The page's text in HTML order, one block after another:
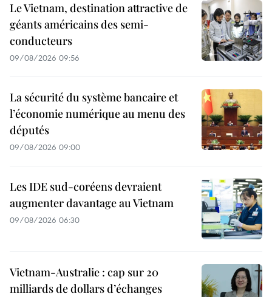
Le Vietnam, destination attractive de
géants américains des semi-
conducteurs
09/08/2026 09:56
La sécurité du système bancaire et
l’économie numérique au menu des
députés
09/08/2026 09:00
Les IDE sud-coréens devraient
augmenter davantage au Vietnam
09/08/2026 06:30
Vietnam-Australie : cap sur 20
milliards de dollars d’échanges